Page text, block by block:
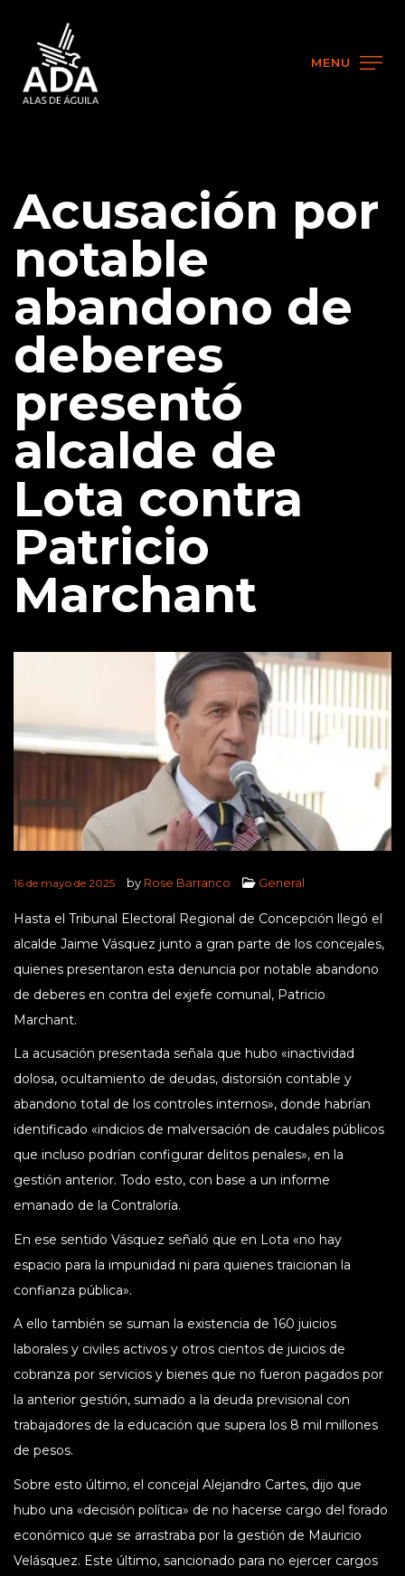
MENU
Acusación por
notable
abandono de
deberes
presentó
alcalde de
Lota contra
Patricio
Marchant
16 de mayo de 2025 by Rose Barranco General
Hasta el Tribunal Electoral Regional de Concepción llegó el
alcalde Jaime Vásquez junto a gran parte de los concejales,
quienes presentaron esta denuncia por notable abandono
de deberes en contra del exjefe comunal, Patricio
Marchant.
La acusación presentada señala que hubo «inactividad
dolosa, ocultamiento de deudas, distorsión contable y
abandono total de los controles internos», donde habrían
identificado «indicios de malversación de caudales públicos
que incluso podrían configurar delitos penales», en la
gestión anterior. Todo esto, con base a un informe
emanado de la Contraloría.
En ese sentido Vásquez señaló que en Lota «no hay
espacio para la impunidad ni para quienes traicionan la
confianza pública».
A ello también se suman la existencia de 160 juicios
laborales y civiles activos y otros cientos de juicios de
cobranza por servicios y bienes que no fueron pagados por
la anterior gestión, sumado a la deuda previsional con
trabajadores de la educación que supera los 8 mil millones
de pesos.
Sobre esto último, el concejal Alejandro Cartes, dijo que
hubo una «decisión política» de no hacerse cargo del forado
económico que se arrastraba por la gestión de Mauricio
Velásquez. Este último, sancionado para no ejercer cargos